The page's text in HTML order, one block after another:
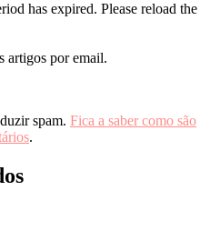
has expired. Please reload the
artigos por email.
spam. Fica a saber como são
.